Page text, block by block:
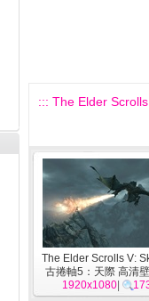
::: The Elder
The Elder Scrolls V:
古捲軸5：天際 高清
1920x1080